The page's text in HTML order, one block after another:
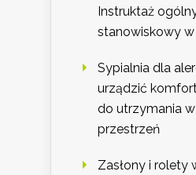
Instruktaż
stanowiskowy
Sypialnia dla
urządzić
do utrzymania
przestrzeń
Zasłony i rolety